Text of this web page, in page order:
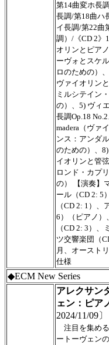
第14曲変ホ長
長調/第18曲ハ
イ長調/第22曲
調）/《CD 2》
オリンとピア
ーヴォとスケ
ロのための）
ヴァイオリン
ミルシテイン
の）、5) ヴィ
長調Op.18
madera（ヴァ
ンス：アンダ
のための）、
イオリンと管
ロンド・カプ
の） 【演奏】
ール（CD 2: 5
（CD 2: 1）
6）（ピアノ）
（CD 2: 3）
ツ交響楽団（
月、オースト
仕様
◆ECM New Series
アレクサン
ェン：ピア
2024/11/09〕
注目を集め
ートーヴェン